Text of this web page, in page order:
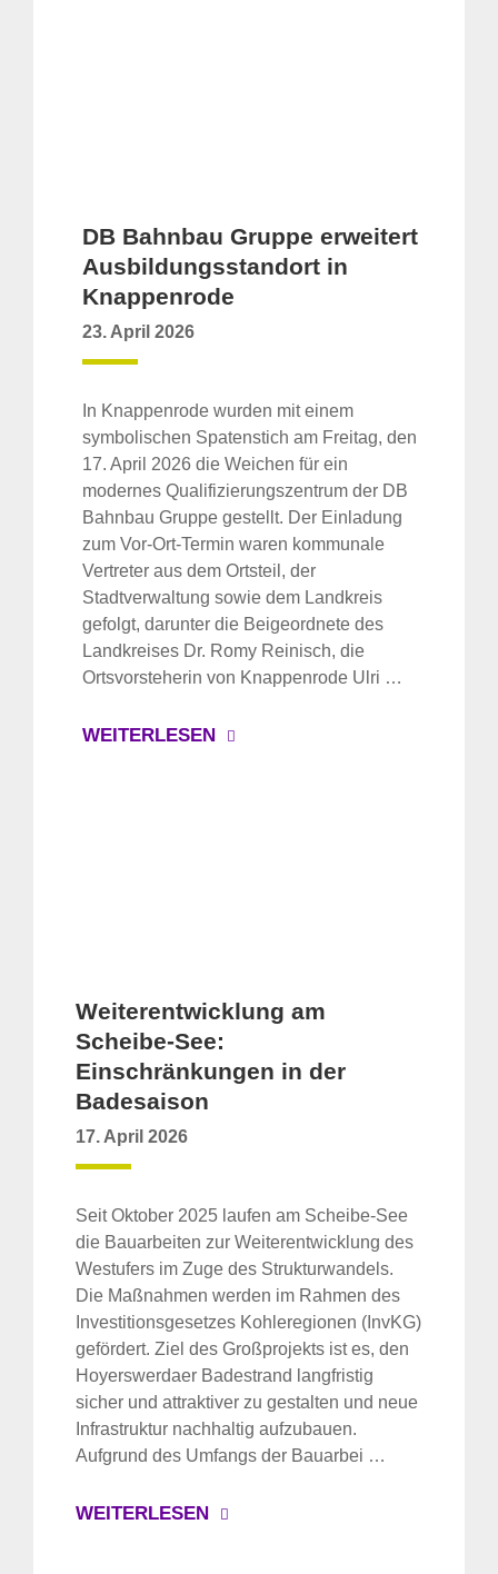
DB Bahnbau Gruppe erweitert
Ausbildungsstandort in
Knappenrode
23. April 2026
In Knappenrode wurden mit einem
symbolischen Spatenstich am Freitag, den
17. April 2026 die Weichen für ein
modernes Qualifizierungszentrum der DB
Bahnbau Gruppe gestellt. Der Einladung
zum Vor-Ort-Termin waren kommunale
Vertreter aus dem Ortsteil, der
Stadtverwaltung sowie dem Landkreis
gefolgt, darunter die Beigeordnete des
Landkreises Dr. Romy Reinisch, die
Ortsvorsteherin von Knappenrode Ulri …
WEITERLESEN
Weiterentwicklung am
Scheibe-See:
Einschränkungen in der
Badesaison
17. April 2026
Seit Oktober 2025 laufen am Scheibe-See
die Bauarbeiten zur Weiterentwicklung des
Westufers im Zuge des Strukturwandels.
Die Maßnahmen werden im Rahmen des
Investitionsgesetzes Kohleregionen (InvKG)
gefördert. Ziel des Großprojekts ist es, den
Hoyerswerdaer Badestrand langfristig
sicher und attraktiver zu gestalten und neue
Infrastruktur nachhaltig aufzubauen.
Aufgrund des Umfangs der Bauarbei …
WEITERLESEN